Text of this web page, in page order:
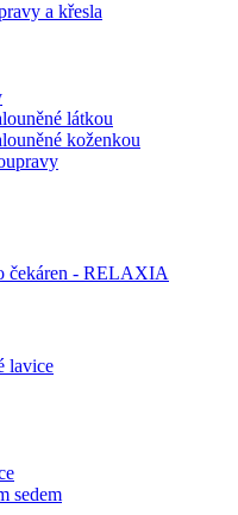
a křesla
látkou
koženkou
čekáren - RELAXIA
lavice
sedem